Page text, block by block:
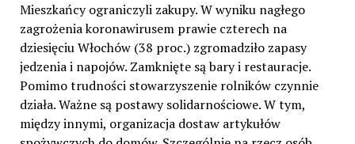
Mieszkańcy ograniczyli zakupy. W wyniku nagłego
zagrożenia koronawirusem prawie czterech na
dziesięciu Włochów (38 proc.) zgromadziło zapasy
jedzenia i napojów. Zamknięte są bary i restauracje.
Pomimo trudności stowarzyszenie rolników czynnie
działa. Ważne są postawy solidarnościowe. W tym,
między innymi, organizacja dostaw artykułów